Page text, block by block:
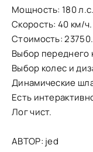
Мощность: 180 л.с.
Скорость: 40 км/ч.
Стоимость: 23750.
Выбор переднего
Выбор колес и
Динамические
Есть
Лог чист.
АВТОР: jed